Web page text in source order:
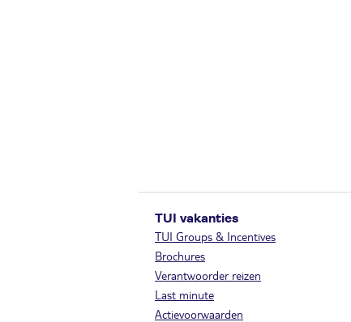
TUI vakanties
TUI Groups & Incentives
Brochures
Verantwoorder reizen
Last minute
Actievoorwaarden